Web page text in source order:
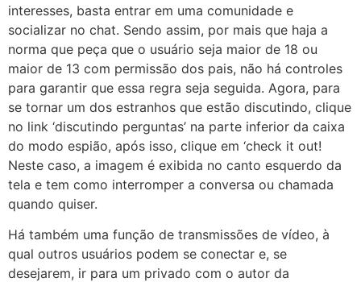
interesses, basta entrar em uma comunidade e
socializar no chat. Sendo assim, por mais que haja a
norma que peça que o usuário seja maior de 18 ou
maior de 13 com permissão dos pais, não há controles
para garantir que essa regra seja seguida. Agora, para
se tornar um dos estranhos que estão discutindo, clique
no link ‘discutindo perguntas’ na parte inferior da caixa
do modo espião, após isso, clique em ‘check it out!
Neste caso, a imagem é exibida no canto esquerdo da
tela e tem como interromper a conversa ou chamada
quando quiser.
Há também uma função de transmissões de vídeo, à
qual outros usuários podem se conectar e, se
desejarem, ir para um privado com o autor da